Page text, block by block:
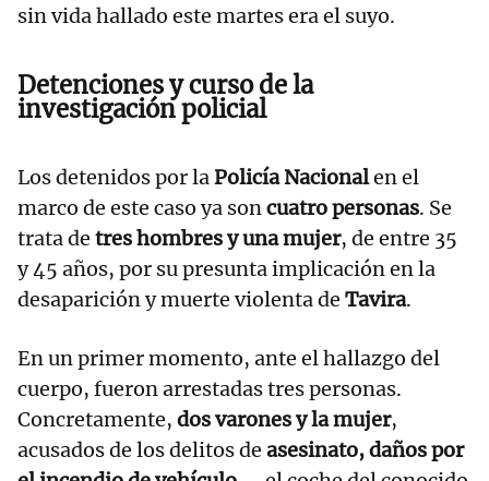
sin vida hallado este martes era el suyo.
Detenciones y curso de la
investigación policial
Los detenidos por laPolicía Nacionalen el
marco de este caso ya soncuatro personas. Se
trata de tres hombres y una mujer, de entre 35
y 45 años, por su presunta implicación en la
desaparición y muerte violenta de Tavira.
En un primer momento, ante el hallazgo del
cuerpo, fueron arrestadas tres personas.
Concretamente, dos varones y la mujer,
acusados de los delitos de asesinato, daños por